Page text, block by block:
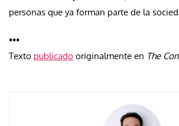
personas que ya forman parte de la
•••
Texto publicado originalmente en The